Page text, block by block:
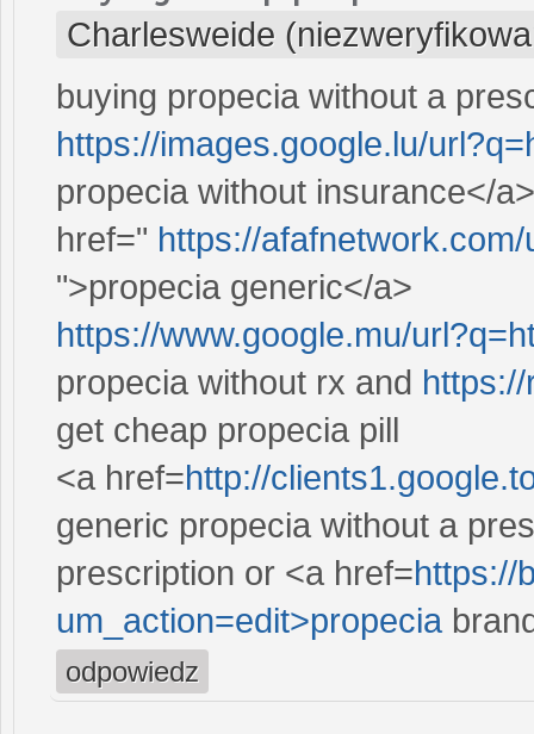
Charlesweide
buying propecia without a
https://images.google.lu/
propecia without insurance</
href=" https://
">propecia generic</a>
https://www.google.mu/
propecia without rx and
get cheap propecia pill
<a href=http://
generic propecia without a
prescription or <a href=https://
um_action=edit>propecia
odpowiedz